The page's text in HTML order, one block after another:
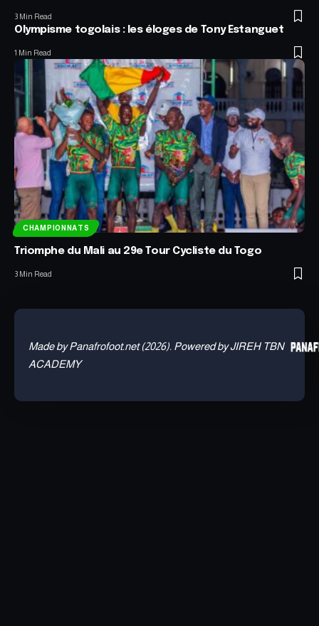
3 Min Read
Olympisme togolais : les éloges de Tony Estanguet
1 Min Read
CHAMPIONNATS
Triomphe du Mali au 29e Tour Cycliste du Togo
3 Min Read
Made by Panafrofoot.net (2026). Powered by JIREH TBN
ACADEMY